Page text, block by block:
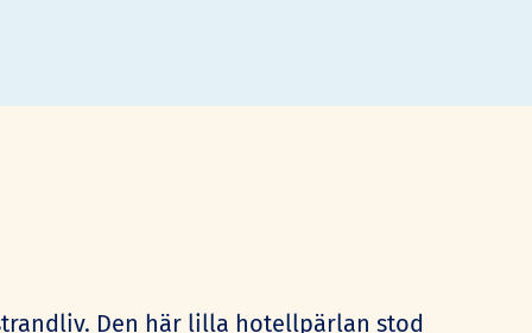
Den här lilla hotellpärlan stod